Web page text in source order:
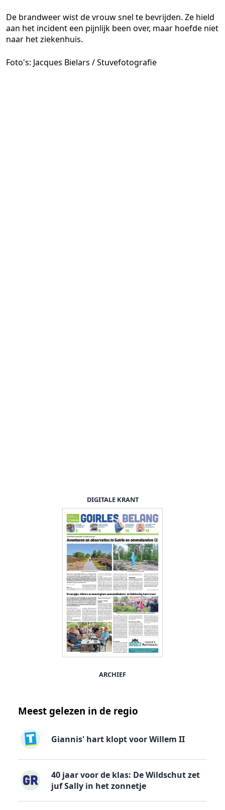
De brandweer wist de vrouw snel te bevrijden. Ze hield
aan het incident een pijnlijk been over, maar hoefde niet
naar het ziekenhuis.
Foto's: Jacques Bielars / Stuvefotografie
DIGITALE KRANT
ARCHIEF
Meest gelezen in de regio
Giannis' hart klopt voor Willem II
40 jaar voor de klas: De Wildschut zet
juf Sally in het zonnetje